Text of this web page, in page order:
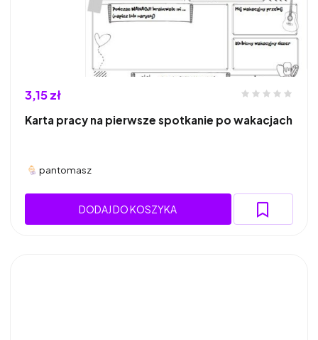
3,15 zł
Karta pracy na pierwsze spotkanie po wakacjach
pantomasz
DODAJ DO KOSZYKA